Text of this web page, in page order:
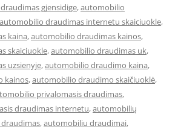
gjensidige,automobilio
automobilio draudimas internetu skaiciuokle,
kaina,automobilio draudimas kainos,
skaiciuokle,automobilio draudimas uk,
uzsienyje,automobilio draudimo kaina,
kainos,automobilio draudimo skaičiuoklė,
privalomasis draudimas,
draudimas internetu,automobilių
,automobiliu draudimai,